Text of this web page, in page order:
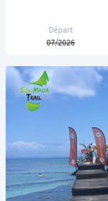
Départ
07/2026